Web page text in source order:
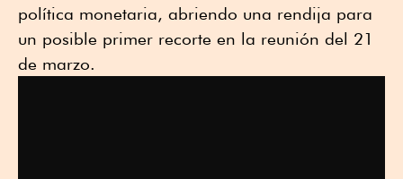
política monetaria, abriendo una rendija para
un posible primer recorte en la reunión del 21
de marzo.